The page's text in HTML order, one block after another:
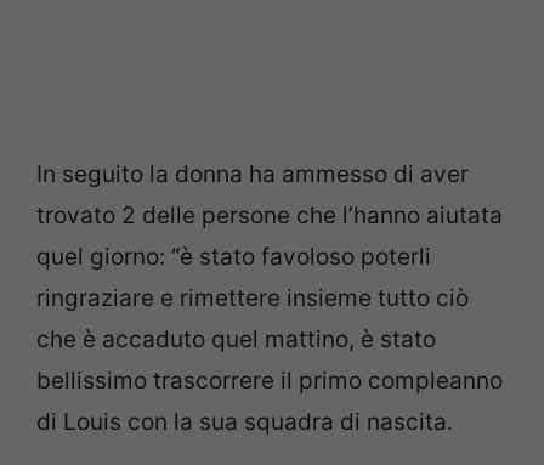
In seguito la donna ha ammesso di aver
trovato 2 delle persone che l’hanno aiutata
quel giorno: “è stato favoloso poterli
ringraziare e rimettere insieme tutto ciò
che è accaduto quel mattino, è stato
bellissimo trascorrere il primo compleanno
di Louis con la sua squadra di nascita.